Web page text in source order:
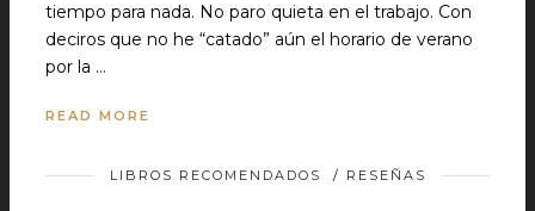
tiempo para nada. No paro quieta en el trabajo. Con
deciros que no he “catado” aún el horario de verano
por la …
READ MORE
LIBROS RECOMENDADOS / RESEÑAS